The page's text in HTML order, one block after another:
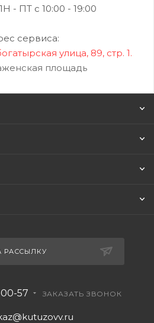
- ПТ с 10:00 - 19:00
сервиса:
улица, 89, стр. 1.
площадь
РАССЫЛКУ
57 ЗАКАЗАТЬ ЗВОНОК